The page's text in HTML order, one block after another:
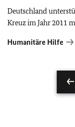
Deutschland
Kreuz im Jahr 2011
Humanitäre Hilfe